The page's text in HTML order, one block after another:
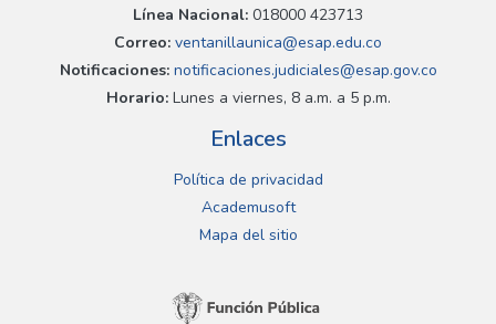
Línea Nacional: 018000 423713
Correo: ventanillaunica@esap.edu.co
Notificaciones:notificaciones.judiciales@esap.gov.co
Horario:Lunes a viernes, 8 a.m. a 5 p.m.
Enlaces
Política de privacidad
Academusoft
Mapa del sitio